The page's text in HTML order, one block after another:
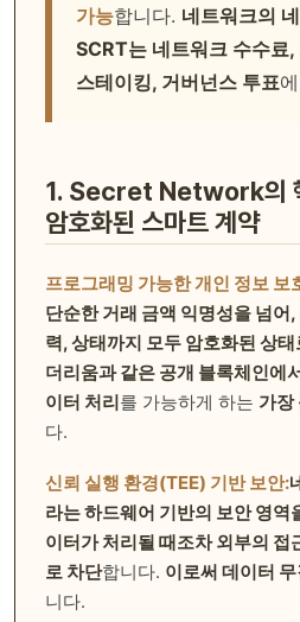
가능합니다. 네트워크의
SCRT는 네트워크 수수료
스테이킹, 거버넌스 투표
1. Secret Network의
암호화된 스마트 계약
프로그래밍 가능한 개인 정보 보
단순한 거래 금액 익명성을 넘어
력, 상태까지 모두 암호화된 상태
더리움과 같은 공개 블록체인에
이터 처리를 가능하게 하는 가장
다.
신뢰 실행 환경(TEE) 기반 보안:
라는 하드웨어 기반의 보안 영역
이터가 처리될 때조차 외부의 접
로 차단합니다. 이로써 데이터
니다.